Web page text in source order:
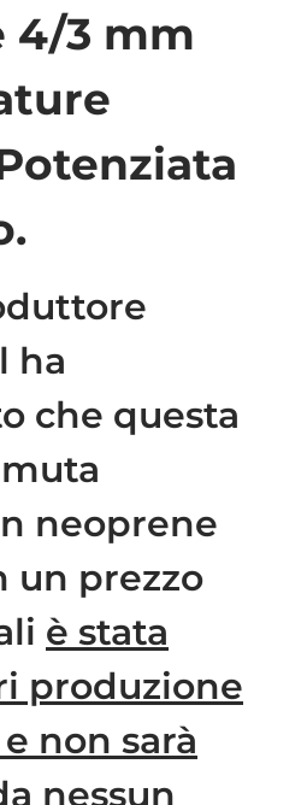
4/3 mm
ha
che questa
neoprene
un prezzo
è stata
produzione
non sarà
nessun